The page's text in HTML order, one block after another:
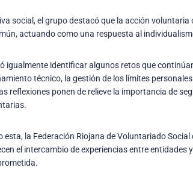
social, el grupo destacó que la acción
actuando como una respuesta al
igualmente identificar algunos retos que
técnico, la gestión de los límites
reflexiones ponen de relieve la importancia de
esta, la Federación Riojana de Voluntariado
el intercambio de experiencias entre